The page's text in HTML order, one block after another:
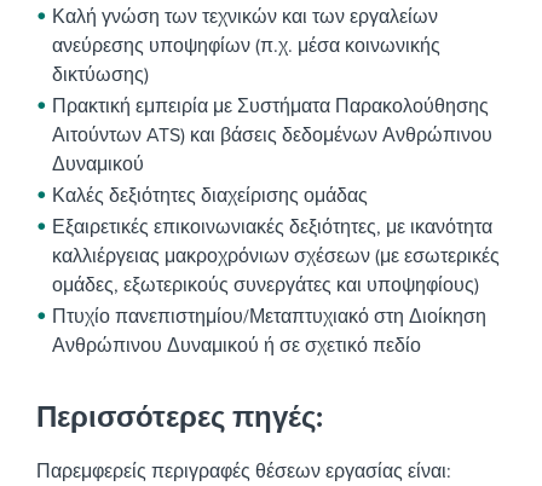
Καλή γνώση των τεχνικών και των εργαλείων
ανεύρεσης υποψηφίων (π.χ. μέσα κοινωνικής
δικτύωσης)
Πρακτική εμπειρία με Συστήματα Παρακολούθησης
Αιτούντων ATS) και βάσεις δεδομένων Ανθρώπινου
Δυναμικού
Καλές δεξιότητες διαχείρισης ομάδας
Εξαιρετικές επικοινωνιακές δεξιότητες, με ικανότητα
καλλιέργειας μακροχρόνιων σχέσεων (με εσωτερικές
ομάδες, εξωτερικούς συνεργάτες και υποψηφίους)
Πτυχίο πανεπιστημίου/Μεταπτυχιακό στη Διοίκηση
Ανθρώπινου Δυναμικού ή σε σχετικό πεδίο
Περισσότερες πηγές:
Παρεμφερείς περιγραφές θέσεων εργασίας είναι: